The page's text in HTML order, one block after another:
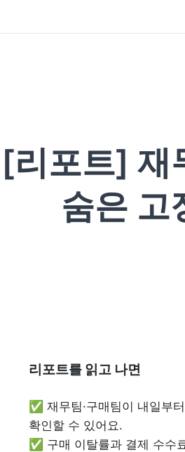
[리포트] 재
숨은 고
리포트를 읽고 나면
✅ 재무팀·구매팀이 내일부
확인할 수 있어요.
✅ 구매 이탈률과 결제 수수